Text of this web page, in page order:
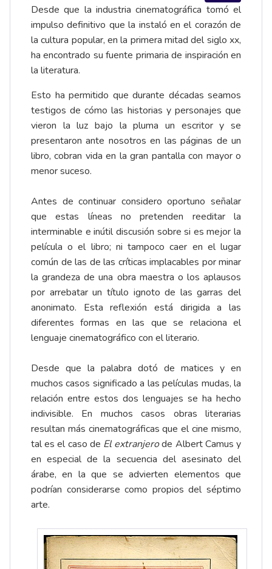
Desde que la industria cinematográfica tomó el
impulso definitivo que la instaló en el corazón de
la cultura popular, en la primera mitad del siglo xx,
ha encontrado su fuente primaria de inspiración en
la literatura.
Esto ha permitido que durante décadas seamos
testigos de cómo las historias y personajes que
vieron la luz bajo la pluma un escritor y se
presentaron ante nosotros en las páginas de un
libro, cobran vida en la gran pantalla con mayor o
menor suceso.
Antes de continuar considero oportuno señalar
que estas líneas no pretenden reeditar la
interminable e inútil discusión sobre si es mejor la
película o el libro; ni tampoco caer en el lugar
común de las de las críticas implacables por minar
la grandeza de una obra maestra o los aplausos
por arrebatar un título ignoto de las garras del
anonimato. Esta reflexión está dirigida a las
diferentes formas en las que se relaciona el
lenguaje cinematográfico con el literario.
Desde que la palabra dotó de matices y en
muchos casos significado a las películas mudas, la
relación entre estos dos lenguajes se ha hecho
indivisible. En muchos casos obras literarias
resultan más cinematográficas que el cine mismo,
tal es el caso de El extranjerode Albert Camus y
en especial de la secuencia del asesinato del
árabe, en la que se advierten elementos que
podrían considerarse como propios del séptimo
arte.